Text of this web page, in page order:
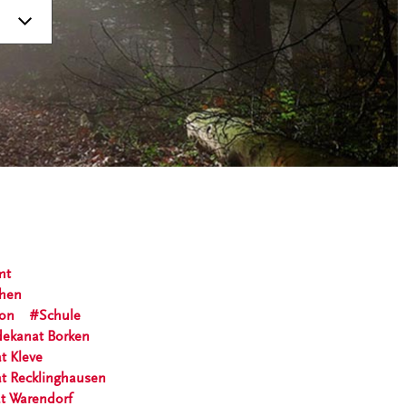
Schule
Borken
Kleve
Recklinghausen
Warendorf